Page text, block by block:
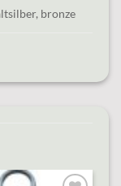
bronze